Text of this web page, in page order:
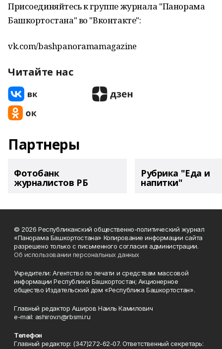
Присоединяйтесь к группе журнала "Панорама
Башкортостана" во "Вконтакте":
vk.com/bashpanoramamagazine
Читайте нас
Партнеры
Фотобанк
журналистов РБ
Рубрика "Еда и
напитки"
© 2026 Республиканский общественно-политический журнал
«Панорама Башкортостана» Копирование информации сайта
разрешено только с письменного согласия администрации.
Об использовании персональных данных
Учредители: Агентство по печати и средствам массовой
информации Республики Башкортостан; Акционерное
общество Издательский дом «Республика Башкортостан».
Главный редактор Аширов Наиль Камилович
e-mail: ashirov.n@rbsmi.ru
Телефон
Главный редактор: (347)272-62-07. Ответственный секретарь: